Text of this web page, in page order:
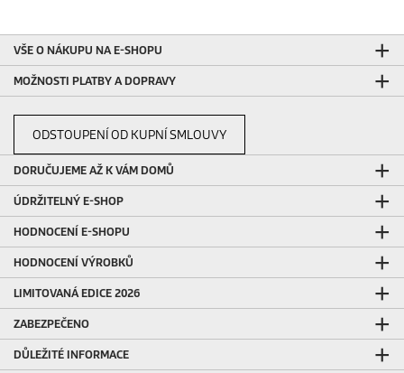
n
z
VŠE O NÁKUPU NA E-SHOPU
MOŽNOSTI PLATBY A DOPRAVY
ODSTOUPENÍ OD KUPNÍ SMLOUVY
DORUČUJEME AŽ K VÁM DOMŮ
ÚDRŽITELNÝ E-SHOP
HODNOCENÍ E-SHOPU
HODNOCENÍ VÝROBKŮ
LIMITOVANÁ EDICE 2026
ZABEZPEČENO
DŮLEŽITÉ INFORMACE